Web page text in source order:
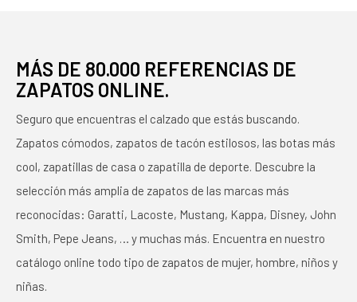
MÁS DE 80.000 REFERENCIAS DE
ZAPATOS ONLINE.
Seguro que encuentras el calzado que estás buscando.
Zapatos cómodos, zapatos de tacón estilosos, las botas más
cool, zapatillas de casa o zapatilla de deporte. Descubre la
selección más amplia de zapatos de las marcas más
reconocidas: Garatti, Lacoste, Mustang, Kappa, Disney, John
Smith, Pepe Jeans, … y muchas más. Encuentra en nuestro
catálogo online todo tipo de zapatos de mujer, hombre, niños y
niñas.